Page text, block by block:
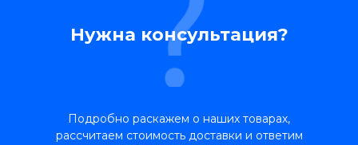
Нужна консультация?
Подробно раскажем о наших товарах,
рассчитаем стоимость доставки и ответим